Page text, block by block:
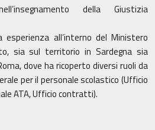
della Giustizia
esperienza all’interno del Ministero
sia sul territorio in Sardegna sia
dove ha ricoperto diversi ruoli da
per il personale scolastico (Ufficio
ATA, Ufficio contratti).